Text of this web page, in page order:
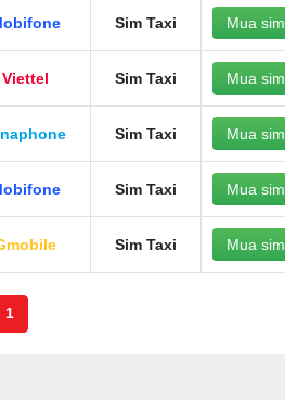
Sim Taxi Mua sim
Viettel Sim Taxi Mua sim
Sim Taxi Mua sim
Sim Taxi Mua sim
Sim Taxi Mua sim
1